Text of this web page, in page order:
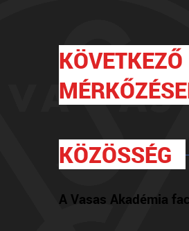
KÖVETKEZŐ
KÖZÖSSÉG
A Vasas Akadémia